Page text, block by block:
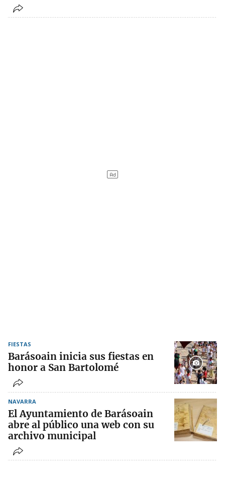
FIESTAS
Barásoain inicia sus fiestas en
honor a San Bartolomé
NAVARRA
El Ayuntamiento de Barásoain
abre al público una web con su
archivo municipal